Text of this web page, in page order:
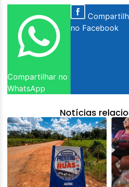
Compartilhar no
WhatsApp
no Facebook
Notícias